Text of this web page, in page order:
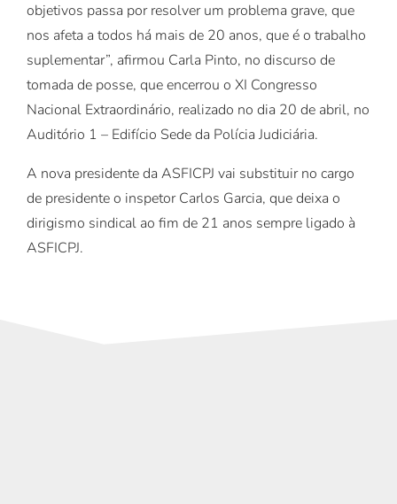
objetivos passa por resolver um problema grave, que
nos afeta a todos há mais de 20 anos, que é o trabalho
suplementar”, afirmou Carla Pinto, no discurso de
tomada de posse, que encerrou o XI Congresso
Nacional Extraordinário, realizado no dia 20 de abril, no
Auditório 1 – Edifício Sede da Polícia Judiciária.
A nova presidente da ASFICPJ vai substituir no cargo
de presidente o inspetor Carlos Garcia, que deixa o
dirigismo sindical ao fim de 21 anos sempre ligado à
ASFICPJ.